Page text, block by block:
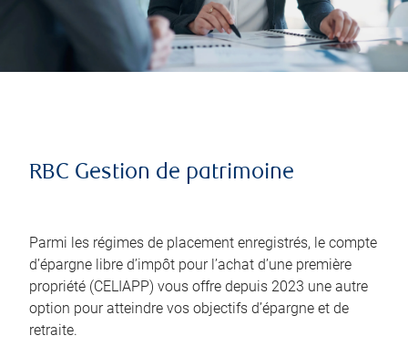
RBC Gestion de patrimoine
Parmi les régimes de placement enregistrés, le compte
d’épargne libre d’impôt pour l’achat d’une première
propriété (CELIAPP) vous offre depuis 2023 une autre
option pour atteindre vos objectifs d’épargne et de
retraite.